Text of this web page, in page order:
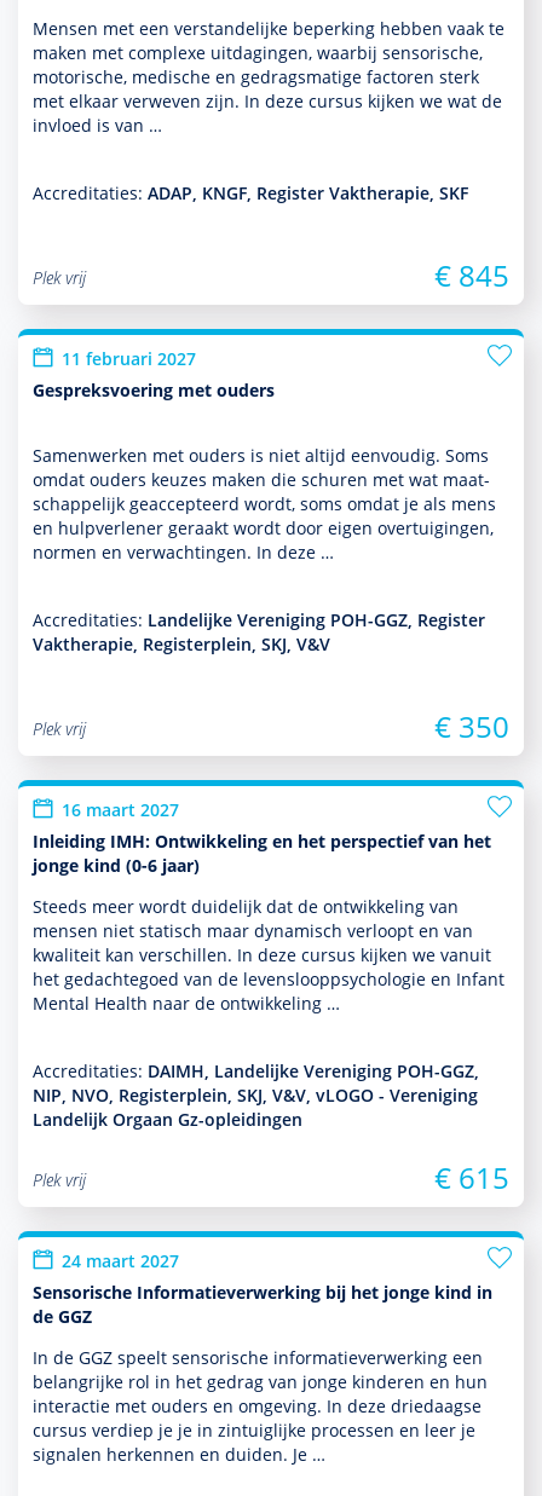
Mensen met een ver­stande­lijke beper­king hebben vaak te
maken met complexe uitdagingen, waarbij sensorische,
motorische, medische en gedragsmatige factoren sterk
met elkaar verweven zijn. In deze cursus kijken we wat de
invloed is van …
Accreditaties: ADAP, KNGF, Register Vaktherapie, SKF
Plek vrij € 845
11 februari 2027
Gespreksvoering met ouders
Samenwerken met ouders is niet altijd eenvoudig. Soms
omdat ouders keuzes maken die schuren met wat maat­
schappe­lijk geaccepteerd wordt, soms omdat je als mens
en hulp­ver­le­ner geraakt wordt door eigen overtuigingen,
normen en verwachtingen. In deze …
Accreditaties: Landelijke Vereniging POH-GGZ, Register
Vaktherapie, Registerplein, SKJ, V&V
Plek vrij € 350
16 maart 2027
Inleiding IMH: Ontwikkeling en het perspectief van het
jonge kind (0-6 jaar)
Steeds meer wordt duide­lijk dat de ont­wikke­ling van
mensen niet statisch maar dynamisch verloopt en van
kwaliteit kan ver­schil­len. In deze cursus kijken we vanuit
het gedachtegoed van de levens­looppsycho­logie en Infant
Mental Health naar de ont­wikke­ling …
Accreditaties: DAIMH, Landelijke Vereniging POH-GGZ,
NIP, NVO, Registerplein, SKJ, V&V, vLOGO - Vereniging
Landelijk Orgaan Gz-opleidingen
Plek vrij € 615
24 maart 2027
Sensorische Informatieverwerking bij het jonge kind in
de GGZ
In de GGZ speelt sensorische infor­matieverwerking een
belang­rijke rol in het gedrag van jonge kin­de­ren en hun
interactie met ouders en omge­ving. In deze driedaagse
cursus verdiep je je in zintuiglijke processen en leer je
signalen herkennen en duiden. Je …